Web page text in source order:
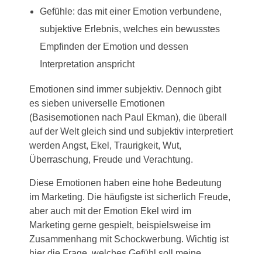
Gefühle: das mit einer Emotion verbundene,
subjektive Erlebnis, welches ein bewusstes
Empfinden der Emotion und dessen
Interpretation anspricht
Emotionen sind immer subjektiv. Dennoch gibt
es sieben universelle Emotionen
(Basisemotionen nach Paul Ekman), die überall
auf der Welt gleich sind und subjektiv interpretiert
werden Angst, Ekel, Traurigkeit, Wut,
Überraschung, Freude und Verachtung.
Diese Emotionen haben eine hohe Bedeutung
im Marketing. Die häufigste ist sicherlich Freude,
aber auch mit der Emotion Ekel wird im
Marketing gerne gespielt, beispielsweise im
Zusammenhang mit Schockwerbung. Wichtig ist